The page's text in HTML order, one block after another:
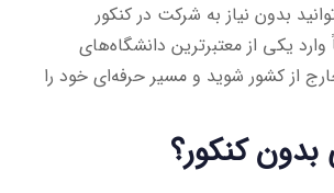
بدون نیاز به شرکت در کنکور
یکی از معتبرترین دانشگاه‌های
از کشور شوید و مسیر حرفه‌ای خود را
کنکور؟